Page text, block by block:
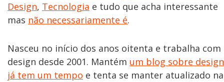
Design, Tecnologia e tudo que acha interessante
mas não necessariamente é.
Nasceu no início dos anos oitenta e trabalha com
design desde 2001. Mantém um blog sobre design
já tem um tempo e tenta se manter atualizado na